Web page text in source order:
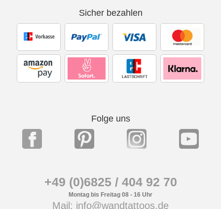
Sicher bezahlen
Folge uns
+49 (0)6825 / 404 92 70
Montag bis Freitag 08 - 16 Uhr
Mail: info@wandtattoos.de